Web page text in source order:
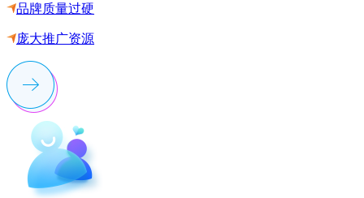
品牌质量过硬
庞大推广资源